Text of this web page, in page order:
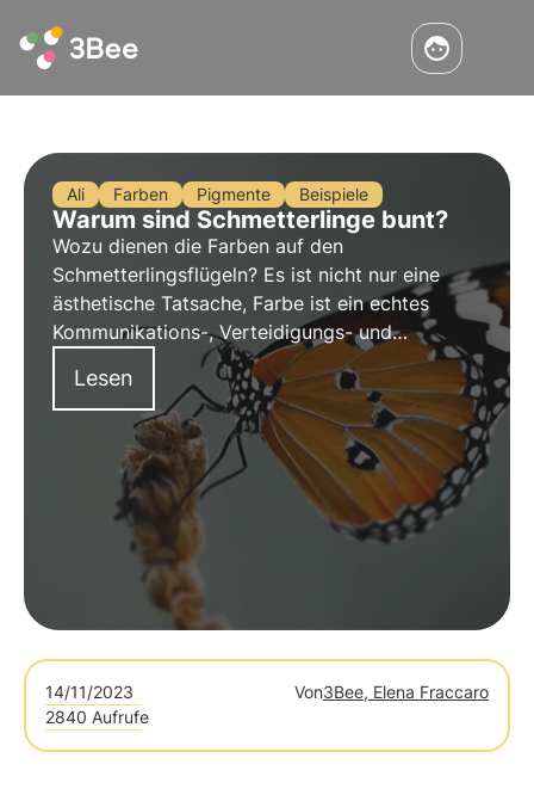
Ali Farben Pigmente Beispiele
Warum sind Schmetterlinge bunt?
Wozu dienen die Farben auf den
Schmetterlingsflügeln? Es ist nicht nur eine
ästhetische Tatsache, Farbe ist ein echtes
Kommunikations-, Verteidigungs- und
Anpassungsinstrument für diese Insekten. In
diesem Artikel gehen wir näher auf dieses
Thema ein.
Lesen
14/11/2023 Von3Bee, Elena Fraccaro
2840 Aufrufe